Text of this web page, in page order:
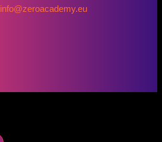
info@zeroacademy.eu